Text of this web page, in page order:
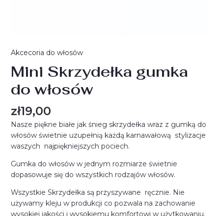
Akcecoria do włosów
Mini Skrzydełka gumka
do włosów
zł19,00
Nasze piękne białe jak śnieg skrzydełka wraz z gumką do
włosów świetnie uzupełnią każdą karnawałową stylizacje
waszych najpiękniejszych pociech.
Gumka do włosów w jednym rozmiarze świetnie
dopasowuje się do wszystkich rodzajów włosów.
Wszystkie Skrzydełka są przyszywane ręcznie. Nie
używamy kleju w produkcji co pozwala na zachowanie
wysokiej jakości i wysokiemu komfortowi w użytkowaniu.